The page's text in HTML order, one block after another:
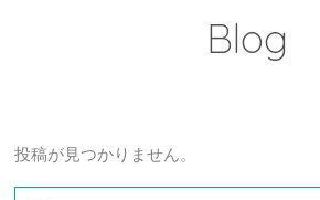
Blog
投稿が見つかりません。